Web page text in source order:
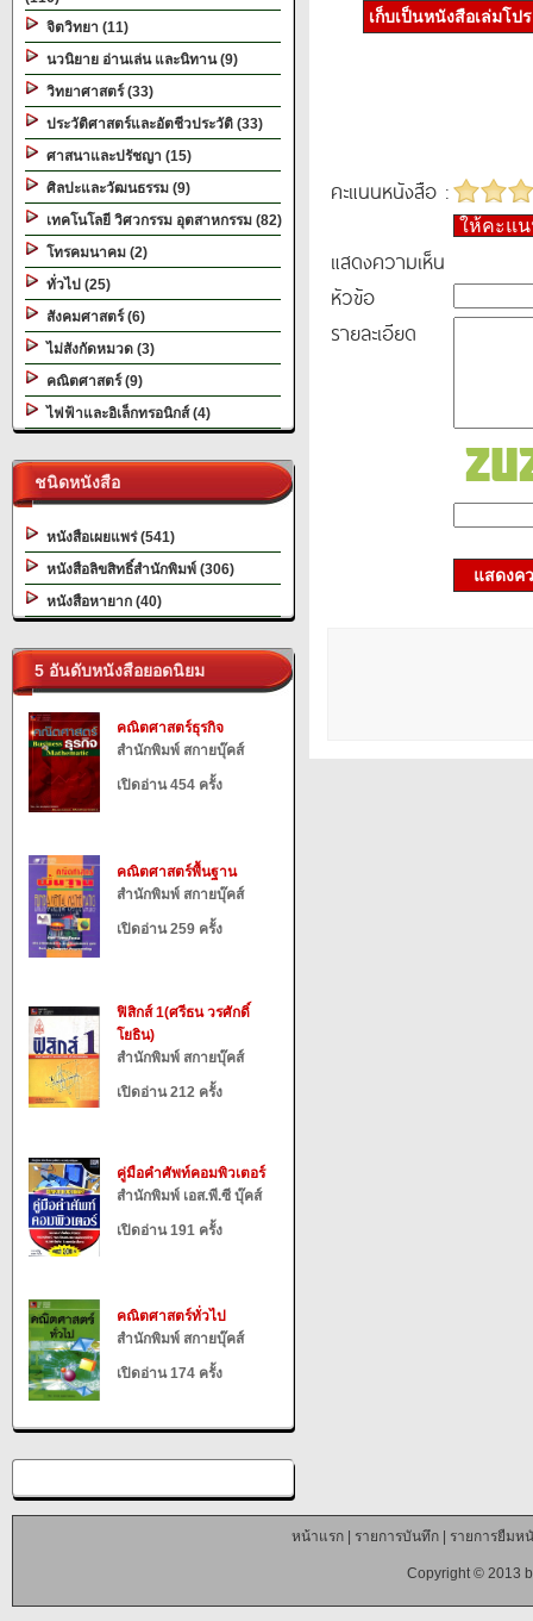
จิตวิทยา (11)
นวนิยาย อ่านเล่น และนิทาน (9)
วิทยาศาสตร์ (33)
ประวัติศาสตร์และอัตชีวประวัติ (33)
ศาสนาและปรัชญา (15)
ศิลปะและวัฒนธรรม (9)
เทคโนโลยี วิศวกรรม อุตสาหกรรม (82)
โทรคมนาคม (2)
ทั่วไป (25)
สังคมศาสตร์ (6)
ไม่สังกัดหมวด (3)
คณิตศาสตร์ (9)
ไฟฟ้าและอิเล็กทรอนิกส์ (4)
ชนิดหนังสือ
หนังสือเผยแพร่ (541)
หนังสือลิขสิทธิ์สำนักพิมพ์ (306)
หนังสือหายาก (40)
5 อันดับหนังสือยอดนิยม
คณิตศาสตร์ธุรกิจ
สำนักพิมพ์ สกายบุ๊คส์
เปิดอ่าน 454 ครั้ง
คณิตศาสตร์พื้นฐาน
สำนักพิมพ์ สกายบุ๊คส์
เปิดอ่าน 259 ครั้ง
ฟิสิกส์ 1(ศรีธน วรศักดิ์
โยธิน)
สำนักพิมพ์ สกายบุ๊คส์
เปิดอ่าน 212 ครั้ง
คู่มือคำศัพท์คอมพิวเตอร์
สำนักพิมพ์ เอส.พี.ซี บุ๊คส์
เปิดอ่าน 191 ครั้ง
คณิตศาสตร์ทั่วไป
สำนักพิมพ์ สกายบุ๊คส์
เปิดอ่าน 174 ครั้ง
เก็บเป็นหนังสือเล่มโป
คะแนนหนังสือ :
ให้คะแ
แสดงความเห็น
หัวข้อ
รายละเอียด
แสดงค
หน้าแรก| รายการบันทึก| รายการยืมห
Copyright © 2013